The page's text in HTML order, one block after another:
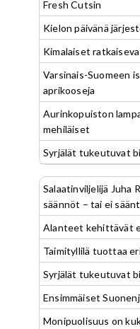
Fresh Cutsin
Kielon päivänä
Kimalaiset
Varsinais-Suomeen
aprikooseja
Aurinkopuiston
mehiläiset
Syrjälät tukeutuvat
Salaatinviljelijä Juha
säännöt – tai ei
Alanteet kehittävät
Taimityllilä tuottaa
Syrjälät tukeutuvat
Ensimmäiset
Monipuolisuus on